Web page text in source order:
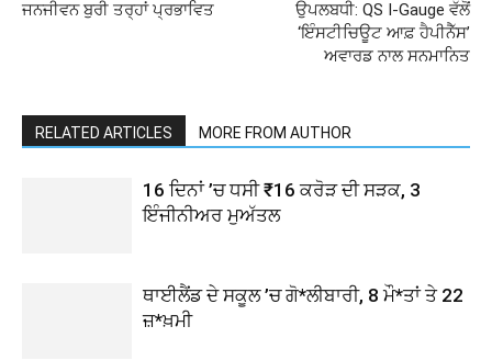
ਜਨਜੀਵਨ ਬੁਰੀ ਤਰ੍ਹਾਂ ਪ੍ਰਭਾਵਿਤ
ਉਪਲਬਧੀ: QS I-Gauge ਵੱਲੋਂ
‘ਇੰਸਟੀਚਿਊਟ ਆਫ਼ ਹੈਪੀਨੈੱਸ’
ਅਵਾਰਡ ਨਾਲ ਸਨਮਾਨਿਤ
RELATED ARTICLES MORE FROM AUTHOR
16 ਦਿਨਾਂ ’ਚ ਧਸੀ ₹16 ਕਰੋੜ ਦੀ ਸੜਕ, 3
ਇੰਜੀਨੀਅਰ ਮੁਅੱਤਲ
ਥਾਈਲੈਂਡ ਦੇ ਸਕੂਲ ’ਚ ਗੋ*ਲੀਬਾਰੀ, 8 ਮੌ*ਤਾਂ ਤੇ 22
ਜ਼*ਖ਼ਮੀ